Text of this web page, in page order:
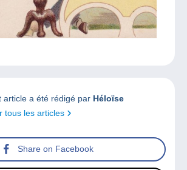
article a été rédigé par Héloïse
tous les articles
Share on Facebook